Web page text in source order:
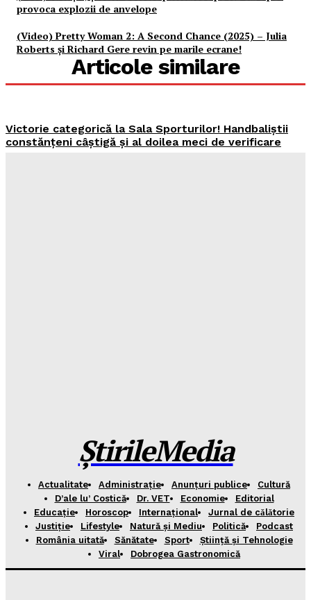
provoca explozii de anvelope
(Video) Pretty Woman 2: A Second Chance (2025) – Julia
Roberts și Richard Gere revin pe marile ecrane!
Articole similare
Victorie categorică la Sala Sporturilor! Handbaliștii
constănțeni câștigă și al doilea meci de verificare
ȘtirileMedia
Actualitate Administrație Anunțuri publice
Cultură
D’ale lu’ Costică
Dr. VET Economie
Editorial
Educație
Horoscop Internațional
Jurnal de cǎlǎtorie
Justiție
Lifestyle Natură și Mediu Politică
Podcast
România uitată
Sănătate Sport
Știință și Tehnologie
Viral
Dobrogea Gastronomică